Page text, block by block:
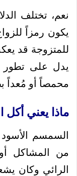
نعم، تختلف
يكون رمزاً
للمتزوجة قد
يدل على تطور
محمصاً أو مُعداً
ماذا يعني
السمسم الأسود
من المشاكل
الرائي وكان